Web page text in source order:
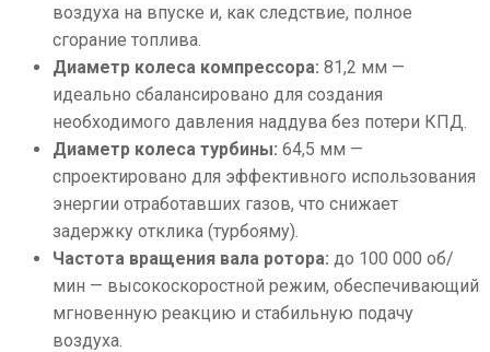
воздуха на впуске и, как следствие, полное
сгорание топлива.
Диаметр колеса компрессора: 81,2 мм —
идеально сбалансировано для создания
необходимого давления наддува без потери КПД.
Диаметр колеса турбины: 64,5 мм —
спроектировано для эффективного использования
энергии отработавших газов, что снижает
задержку отклика (турбояму).
Частота вращения вала ротора: до 100 000 об/
мин — высокоскоростной режим, обеспечивающий
мгновенную реакцию и стабильную подачу
воздуха.